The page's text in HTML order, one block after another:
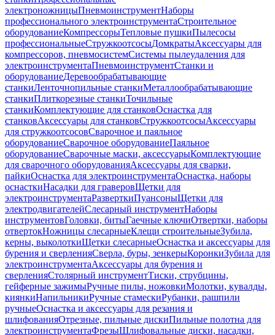
электроножницыПневмоинструментНаборы
профессионального электроинструментаСтроительное
оборудованиеКомпрессорыТепловые пушкиПылесосы
профессиональныеСтружкоотсосыДомкратыАксессуары для
компрессоров, пневмосистемСистемы пылеудаления для
электроинструментаПневмоинструментСтанки и
оборудованиеДеревообрабатывающие
станкиЛенточнопильные станкиМеталлообрабатывающие
станкиПлиткорезные станкиТочильные
станкиКомплектующие для станковОснастка для
станковАксессуары для станковСтружкоотсосыАксессуары
для стружкоотсосовСварочное и паяльное
оборудованиеСварочное оборудованиеПаяльное
оборудованиеСварочные маски, аксессуарыКомплектующие
для сварочного оборудованияАксессуары для сварки,
пайкиОснастка для электроинструментаОснастка, наборы
оснасткиНасадки для граверовЩетки для
электроинструментаРазверткиПуансоныЩетки для
электродвигателейСлесарный инструментНаборы
инструментовГоловки, битыГаечные ключиОтвертки, наборы
отвертокНожницы слесарныеКлещи строительныеЗубила,
керны, выколоткиЩетки слесарныеОснастка и аксессуары для
бурения и сверленияСверла, буры, зенкерыКоронкиЗубила для
электроинструментаАксессуары для бурения и
сверленияСтолярный инструментТиски, струбцины,
гейферные зажимыРучные пилы, ножовкиМолотки, кувалды,
киянкиНапильникиРучные стамескиРубанки, рашпили
ручныеОснастка и аксессуары для резания и
шлифованияОтрезные, пильные дискиПильные полотна для
электроинструментаФрезыШлифовальные диски, насадки,